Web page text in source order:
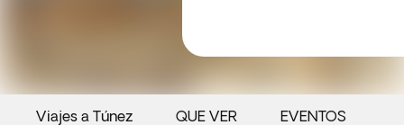
Viajes a Túnez QUE VER EVENTOS